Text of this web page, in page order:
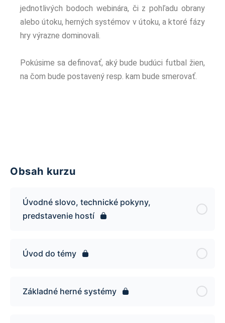
jednotlivých bodoch webinára, či z pohľadu obrany
alebo útoku, herných systémov v útoku, a ktoré fázy
hry výrazne dominovali.
Pokúsime sa definovať, aký bude budúci futbal žien,
na čom bude postavený resp. kam bude smerovať.
Obsah kurzu
Úvodné slovo, technické pokyny,
predstavenie hostí
Úvod do témy
Základné herné systémy